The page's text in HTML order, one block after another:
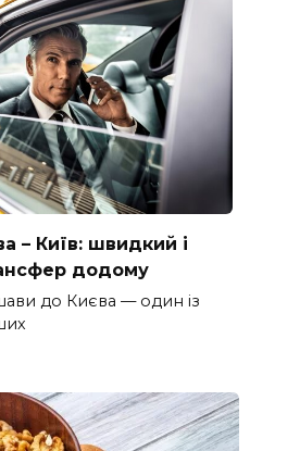
– Київ: швидкий і
додому
до Києва — один із